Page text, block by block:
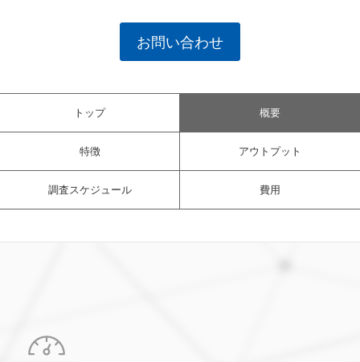
お問い合わせ
トップ 概要
特徴 アウトプット
調査スケジュール 費用